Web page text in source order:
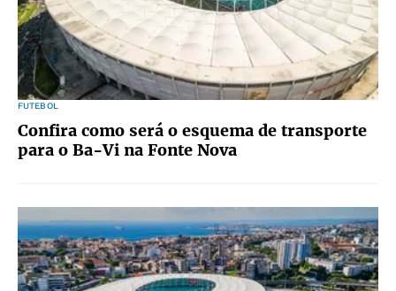
FUTEBOL
Confira como será o esquema de transporte
para o Ba-Vi na Fonte Nova